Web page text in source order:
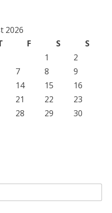
2026
F S
S
1
2
7 8
9
14 15
16
21 22
23
28 29
30